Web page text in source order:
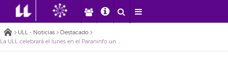
ULL - Noticias
Destacado
La ULL celebrará el lunes en el Paraninfo un acto de investidura para sus nuevos doctores